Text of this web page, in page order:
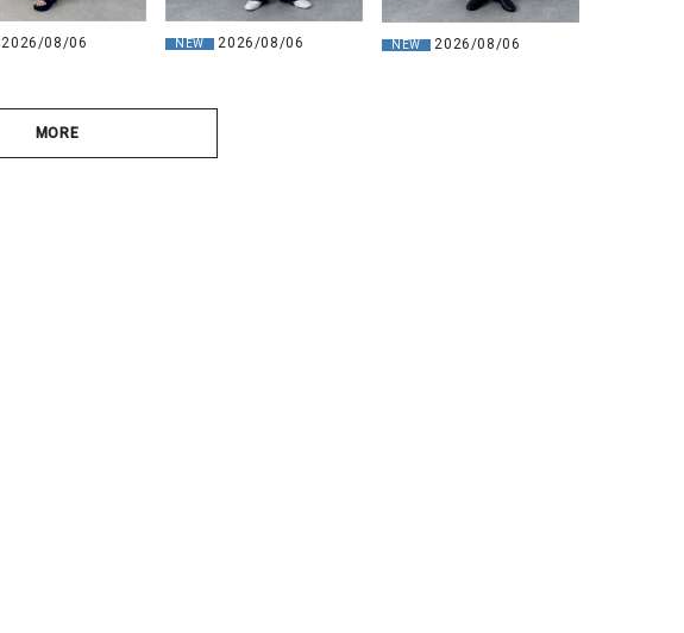
2026/08/06 NEW 2026/08/06 NEW 2026/08/06
MORE